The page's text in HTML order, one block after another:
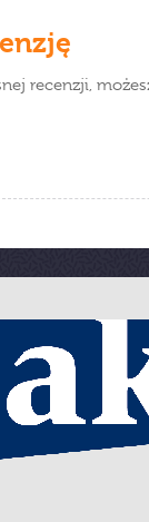
recenzji,